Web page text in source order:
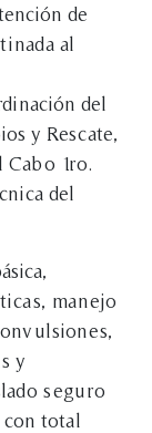
de
al
del
y Rescate,
Cabo 1ro.
del
manejo
y
seguro
con total